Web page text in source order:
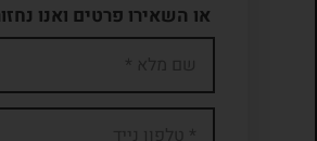
או השאירו פרטים ואנו